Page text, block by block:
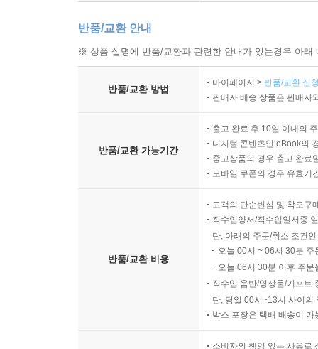
반품/교환 안내
※ 상품 설명에 반품/교환과 관련한 안내가 있는경우 아
반품/교환 방법
마이페이지 > 반품/교환 신
판매자 배송 상품은 판매자
반품/교환 가능기간
출고 완료 후 10일 이내의
디지털 콘텐츠인 eBook의
중고상품의 경우 출고 완료
모바일 쿠폰의 경우 유효기
반품/교환 비용
고객의 단순변심 및 착오구
직수입양서/직수입일서중
단, 아래의 주문/취소 조건
오늘 00시 ~ 06시 30분
오늘 06시 30분 이후 주
직수입 음반/영상물/기프트
단, 당일 00시~13시 사이의
박스 포장은 택배 배송이
소비자의 책임 있는 사유로